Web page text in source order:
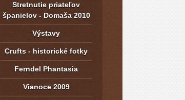
Stretnutie priateľov
španielov - Domaša 2010
Výstavy
Crufts - historické fotky
Ferndel Phantasia
Vianoce 2009